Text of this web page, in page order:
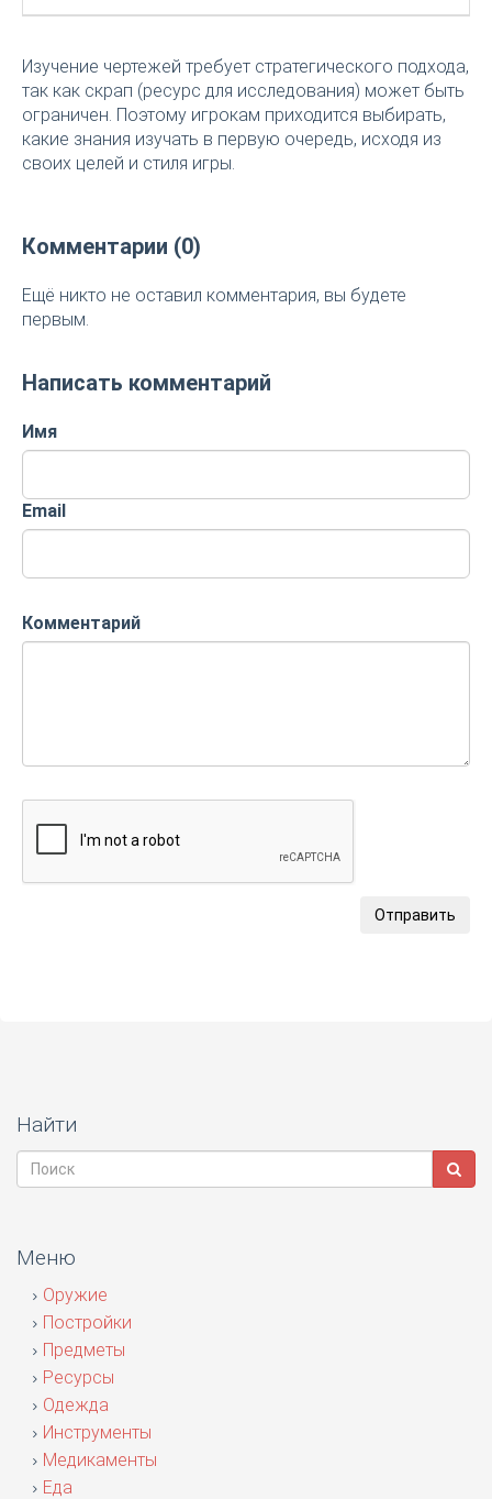
Изучение чертежей требует стратегического подхода,
так как скрап (ресурс для исследования) может быть
ограничен. Поэтому игрокам приходится выбирать,
какие знания изучать в первую очередь, исходя из
своих целей и стиля игры.
Комментарии (0)
Ещё никто не оставил комментария, вы будете
первым.
Написать комментарий
Имя
Email
Комментарий
Отправить
Найти
Меню
Оружие
Постройки
Предметы
Ресурсы
Одежда
Инструменты
Медикаменты
Еда